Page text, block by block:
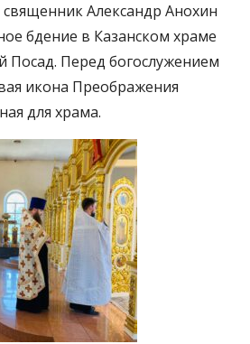
священник Александр Анохин
бдение в Казанском храме
Посад. Перед богослужением
икона Преображения
для храма.